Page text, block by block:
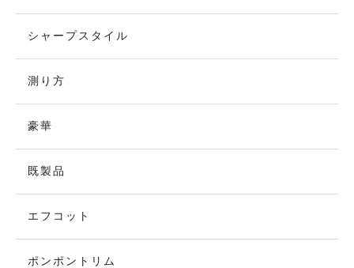
シャープスタイル
測り方
豪華
既製品
エフコット
ポンポントリム